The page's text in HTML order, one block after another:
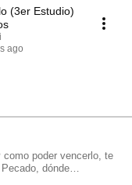
(3er Estudio)
ago
poder vencerlo, te
dónde